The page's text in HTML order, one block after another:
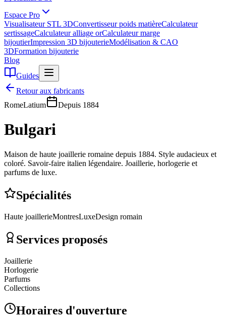
Espace Pro
Visualisateur STL 3DConvertisseur poids matièreCalculateur
sertissageCalculateur alliage orCalculateur marge
bijoutierImpression 3D bijouterieModélisation & CAO
3DFormation bijouterie
Blog
Guides
Retour aux fabricants
RomeLatium Depuis 1884
Bulgari
Maison de haute joaillerie romaine depuis 1884. Style audacieux et
coloré. Savoir-faire italien légendaire. Joaillerie, horlogerie et
parfums de luxe.
Spécialités
Haute joaillerieMontresLuxeDesign romain
Services proposés
Joaillerie
Horlogerie
Parfums
Collections
Horaires d'ouverture